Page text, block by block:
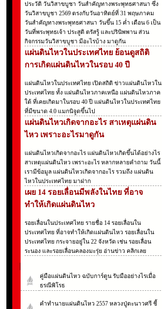
ประวัติ วันวิสาขบูชา วันสำคัญทางพระพุทธศาสนา ซึ่ง
วันวิสาขบูชา 2569 ตรงกับวันอาทิตย์ที่ 31 พฤษภาคม
วันสำคัญทางพระพุทธศาสนา วันขึ้น 15 ค่ำ เดือน 6 เป็น
วันที่พระพุทธเจ้า ประสูติ ตรัสรู้ และปรินิพพาน ส่วน
กิจกรรมวันวิสาขบูชา มีอะไรบ้าง มาดูกัน
แผ่นดินไหวในประเทศไทย ย้อนดูสถิติ
การเกิดแผ่นดินไหวในรอบ 40 ปี
แผ่นดินไหวในประเทศไทย เปิดสถิติ ข่าวแผ่นดินไหวใน
ประเทศไทย ทั้ง แผ่นดินไหวภาคเหนือ แผ่นดินไหวภาค
ใต้ ที่เคยเกิดมาในรอบ 40 ปี แผ่นดินไหวในประเทศไทย
ที่มีขนาด 4.0 แมกนิจูดขึ้นไป
แผ่นดินไหวเกิดจากอะไร สาเหตุแผ่นดิน
ไหว เพราะอะไรมาดูกัน
แผ่นดินไหวเกิดจากอะไร แผ่นดินไหวเกิดขึ้นได้อย่างไร
สาเหตุแผ่นดินไหว เพราะอะไร หลากหลายคำถาม วันนี้
เรามีข้อมูล แผ่นดินไหวเกิดจากอะไร รวมถึง แผ่นดิน
ไหวในประเทศไทย มาฝาก
เผย 14 รอยเลื่อนมีพลังในไทย ที่อาจ
ทำให้เกิดแผ่นดินไหว
รอยเลื่อนในประเทศไทย รายชื่อ 14 รอยเลื่อนใน
ประเทศไทย ที่อาจทำให้เกิดแผ่นดินไหว รอยเลื่อนใน
ประเทศไทย กระจายอยู่ใน 22 จังหวัด เช่น รอยเลื่อน
ระนอง และรอยเลื่อนคลองมะรุ่ย อ่านข่าว คลิกเลย
คู่มือแผ่นดินไหว ฉบับการ์ตูน รับมืออย่างไรเมื่อ
ธรณีพิโรธ
คําทํานายแผ่นดินไหว 2557 หลวงปู่ตะนาวศรี ชี้